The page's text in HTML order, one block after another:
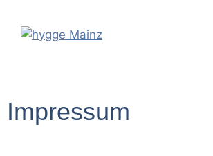
Impressum